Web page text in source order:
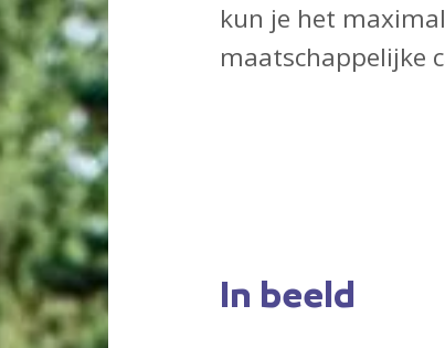
kun je het
maatschappelijke
In beeld